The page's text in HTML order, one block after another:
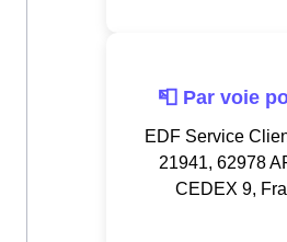
📮 Par voie
EDF Service
21941, 62978
CEDEX 9,